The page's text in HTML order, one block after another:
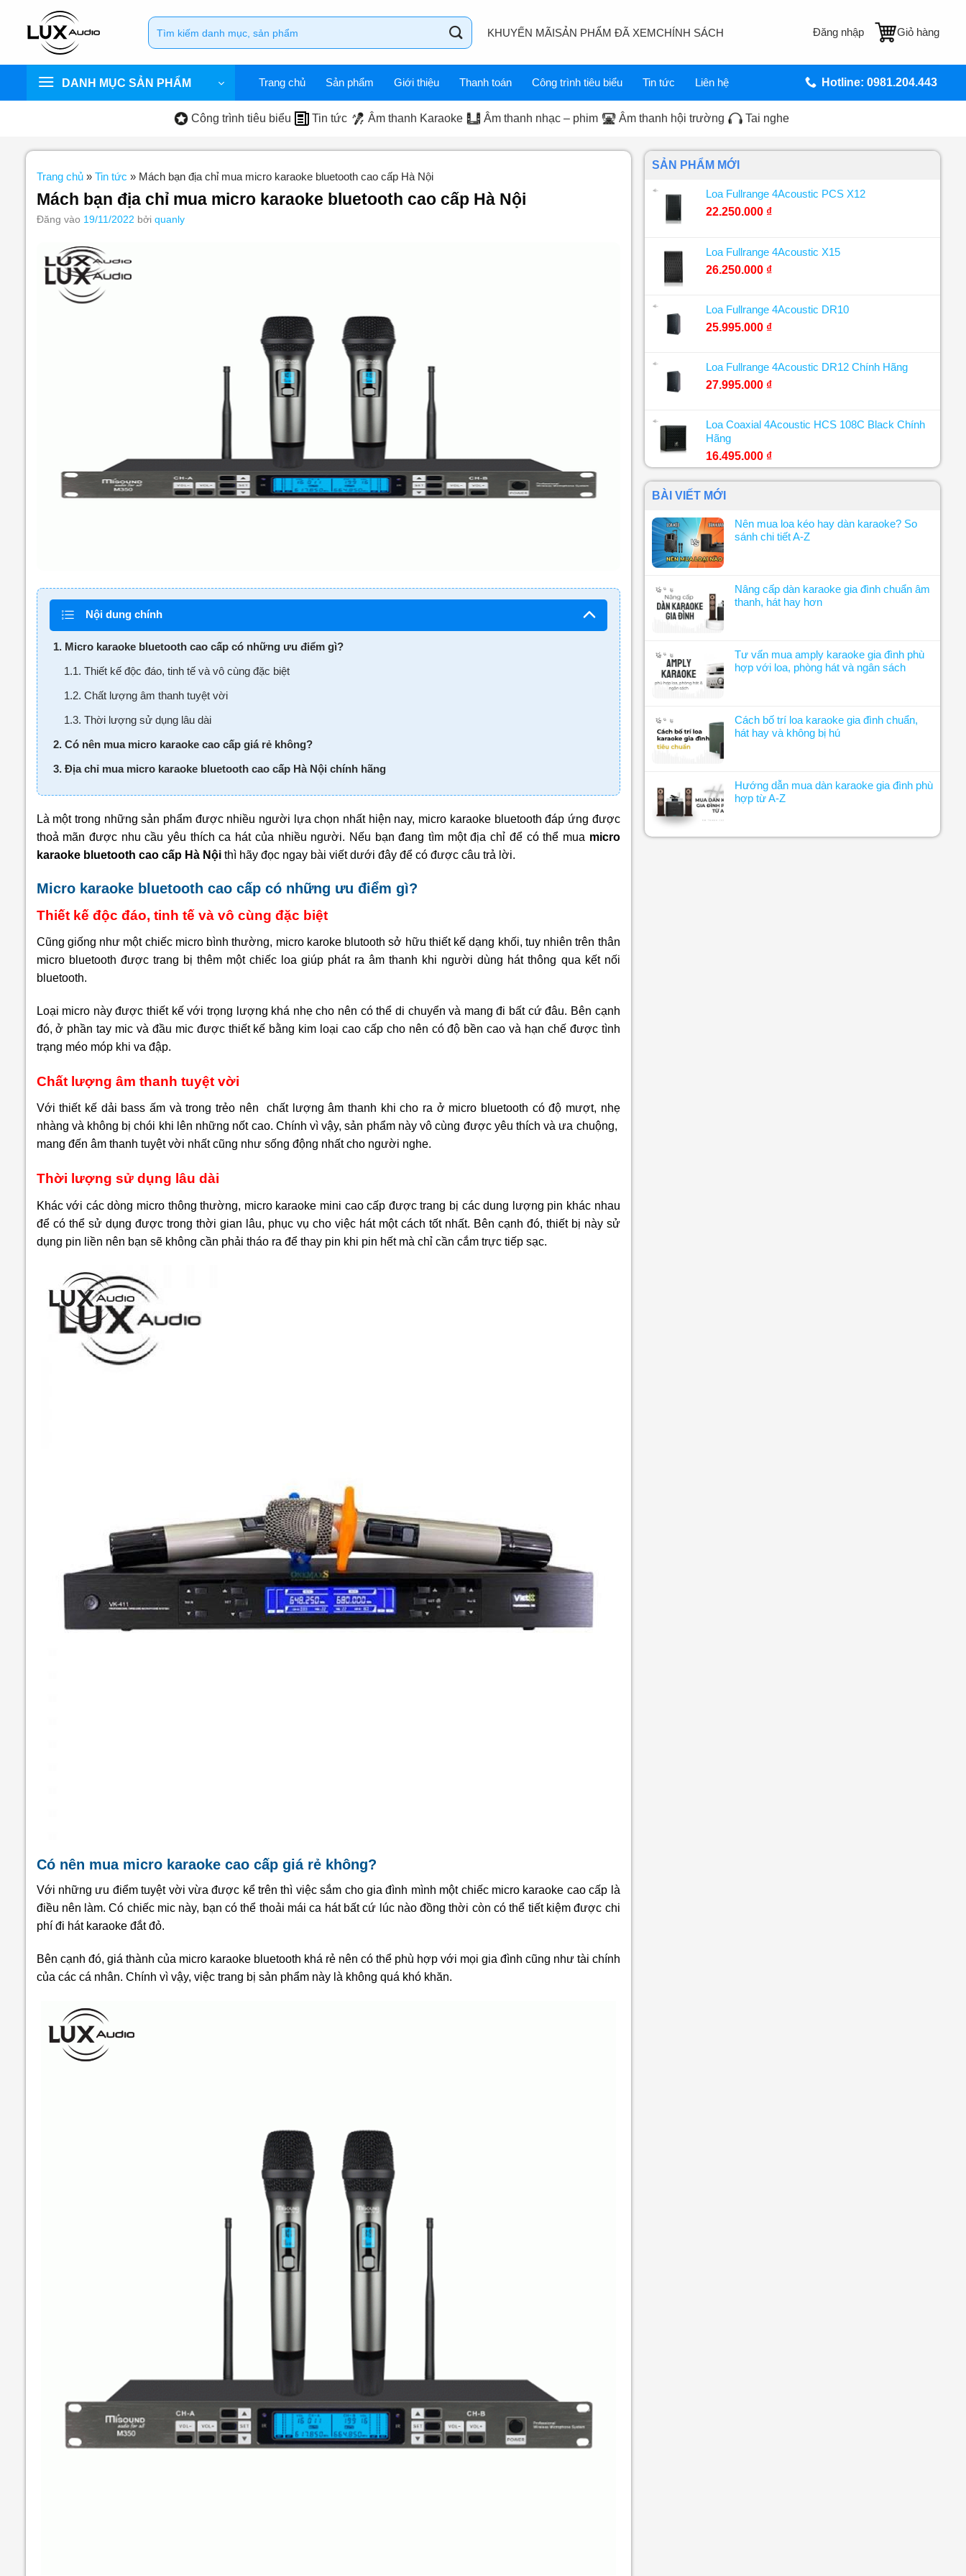
dung
Tìm
kiếm:
KHUYẾN MÃISẢN PHẨM ĐÃ XEMCHÍNH SÁCH Đăng nhập Giỏ hàng
DANH MỤC SẢN PHẨM Trang chủ Sản phẩm Giới thiệu Thanh toán Công trình tiêu biểu Tin tức Liên hệ Hotline: 0981.204.443
Công trình tiêu biểu Tin tức Âm thanh Karaoke Âm thanh nhạc – phim Âm thanh hội trường Tai nghe
Trang chủ» Tin tức » Mách bạn địa chỉ mua micro karaoke bluetooth cao cấp Hà Nội
Mách bạn địa chỉ mua micro karaoke bluetooth cao cấp Hà Nội
Đăng vào 19/11/2022 bởi quanly
Nội dung chính
1. Micro karaoke bluetooth cao cấp có những ưu điểm gì?
1.1. Thiết kế độc đáo, tinh tế và vô cùng đặc biệt
1.2. Chất lượng âm thanh tuyệt vời
1.3. Thời lượng sử dụng lâu dài
2. Có nên mua micro karaoke cao cấp giá rẻ không?
3. Địa chỉ mua micro karaoke bluetooth cao cấp Hà Nội chính hãng
Là một trong những sản phẩm được nhiều người lựa chọn nhất hiện nay, micro karaoke bluetooth đáp ứng được
thoả mãn được nhu cầu yêu thích ca hát của nhiều người. Nếu bạn đang tìm một địa chỉ để có thể mua micro
karaoke bluetooth cao cấp Hà Nộithì hãy đọc ngay bài viết dưới đây để có được câu trả lời.
Micro karaoke bluetooth cao cấp có những ưu điểm gì?
Thiết kế độc đáo, tinh tế và vô cùng đặc biệt
Cũng giống như một chiếc micro bình thường, micro karoke blutooth sở hữu thiết kế dạng khối, tuy nhiên trên thân
micro bluetooth được trang bị thêm một chiếc loa giúp phát ra âm thanh khi người dùng hát thông qua kết nối
bluetooth.
Loại micro này được thiết kế với trọng lượng khá nhẹ cho nên có thể di chuyển và mang đi bất cứ đâu. Bên cạnh
đó, ở phần tay mic và đầu mic được thiết kế bằng kim loại cao cấp cho nên có độ bền cao và hạn chế được tình
trạng méo móp khi va đập.
Chất lượng âm thanh tuyệt vời
Với thiết kế dải bass ấm và trong trẻo nên chất lượng âm thanh khi cho ra ở micro bluetooth có độ mượt, nhẹ
nhàng và không bị chói khi lên những nốt cao. Chính vì vậy, sản phẩm này vô cùng được yêu thích và ưa chuộng,
mang đến âm thanh tuyệt vời nhất cũng như sống động nhất cho người nghe.
Thời lượng sử dụng lâu dài
Khác với các dòng micro thông thường, micro karaoke mini cao cấp được trang bị các dung lượng pin khác nhau
để có thể sử dụng được trong thời gian lâu, phục vụ cho việc hát một cách tốt nhất. Bên cạnh đó, thiết bị này sử
dụng pin liền nên bạn sẽ không cần phải tháo ra để thay pin khi pin hết mà chỉ cần cắm trực tiếp sạc.
Có nên mua micro karaoke cao cấp giá rẻ không?
Với những ưu điểm tuyệt vời vừa được kể trên thì việc sắm cho gia đình mình một chiếc micro karaoke cao cấp là
điều nên làm. Có chiếc mic này, bạn có thể thoải mái ca hát bất cứ lúc nào đồng thời còn có thể tiết kiệm được chi
phí đi hát karaoke đắt đỏ.
Bên cạnh đó, giá thành của micro karaoke bluetooth khá rẻ nên có thể phù hợp với mọi gia đình cũng như tài chính
của các cá nhân. Chính vì vậy, việc trang bị sản phẩm này là không quá khó khăn.
SẢN PHẨM MỚI
Loa Fullrange 4Acoustic PCS X12
22.250.000 ₫
Loa Fullrange 4Acoustic X15
26.250.000 ₫
Loa Fullrange 4Acoustic DR10
25.995.000 ₫
Loa Fullrange 4Acoustic DR12 Chính Hãng
27.995.000 ₫
Loa Coaxial 4Acoustic HCS 108C Black Chính
Hãng
16.495.000 ₫
BÀI VIẾT MỚI
Nên mua loa kéo hay dàn karaoke? So
sánh chi tiết A-Z
Nâng cấp dàn karaoke gia đình chuẩn âm
thanh, hát hay hơn
Tư vấn mua amply karaoke gia đình phù
hợp với loa, phòng hát và ngân sách
Cách bố trí loa karaoke gia đình chuẩn,
hát hay và không bị hú
Hướng dẫn mua dàn karaoke gia đình phù
hợp từ A-Z